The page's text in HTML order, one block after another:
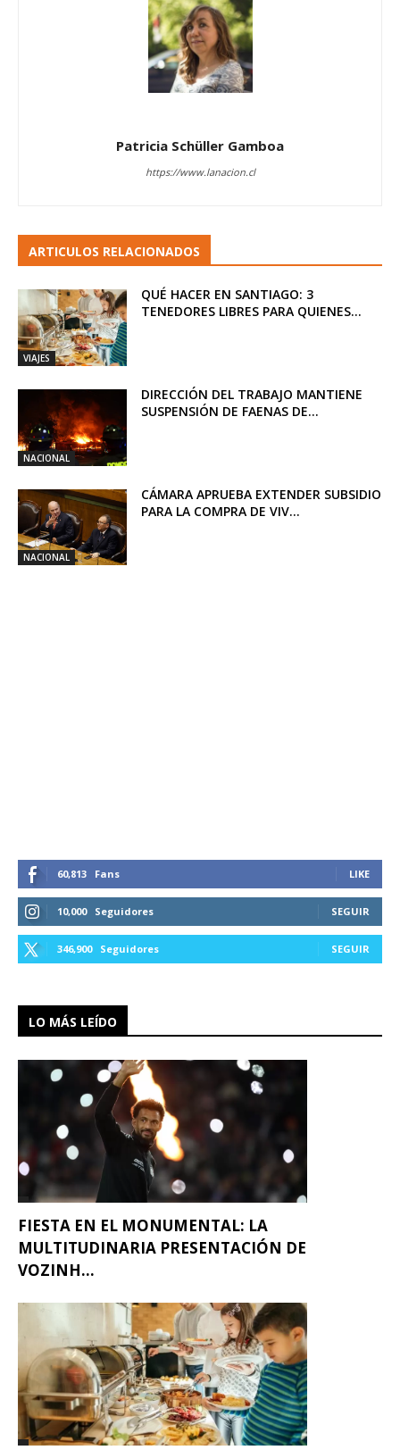
Patricia Schüller Gamboa
https://www.lanacion.cl
ARTICULOS RELACIONADOS
VIAJES
QUÉ HACER EN SANTIAGO: 3
TENEDORES LIBRES PARA QUIENES...
NACIONAL
DIRECCIÓN DEL TRABAJO MANTIENE
SUSPENSIÓN DE FAENAS DE...
NACIONAL
CÁMARA APRUEBA EXTENDER SUBSIDIO
PARA LA COMPRA DE VIV...
60,813 Fans LIKE
10,000 Seguidores SEGUIR
346,900 Seguidores SEGUIR
LO MÁS LEÍDO
FIESTA EN EL MONUMENTAL: LA
MULTITUDINARIA PRESENTACIÓN DE
VOZINH...